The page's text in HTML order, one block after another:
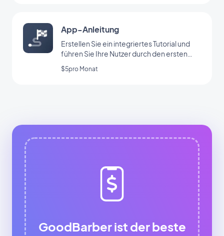
App-Anleitung
Erstellen Sie ein integriertes Tutorial und
führen Sie Ihre Nutzer durch den ersten
Start Ihrer App
$5pro Monat
GoodBarber ist der beste